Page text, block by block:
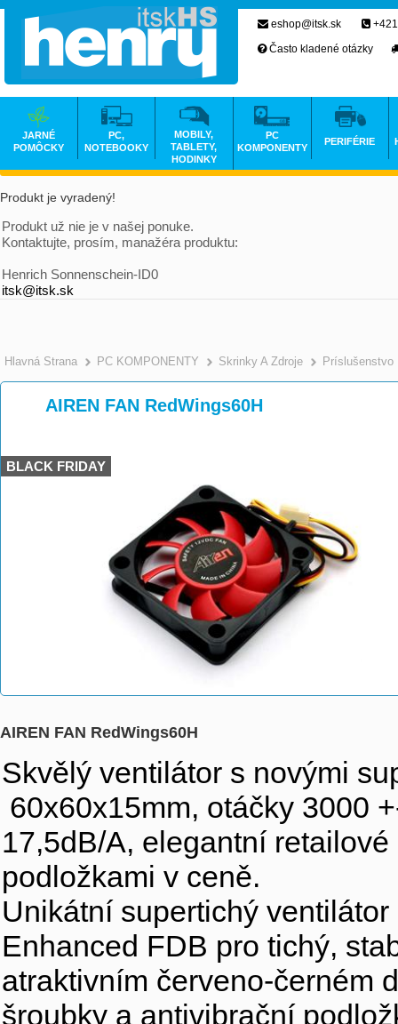
Produkt je vyradený!
Produkt už nie je v našej ponuke.
Kontaktujte, prosím, manažéra produktu:
Henrich Sonnenschein-ID0
itsk@itsk.sk
Hlavná Strana >
PC KOMPONENTY >
Skrinky A Zdroje Príslušenstvo
AIREN FAN RedWings60H
BLACK FRIDAY
AIREN FAN RedWings60H
Skvělý ventilátor s novými
60x60x15mm, otáčky 3000
17,5dB/A, elegantní
podložkami v ceně.
Unikátní supertichý
Enhanced FDB pro tichý,
atraktivním červeno-černém
šroubky a antivibrační
eshop@itsk.sk
Často kladené otázky
JARNÉ
POMÔCKY
PC,
NOTEBOOKY
MOBILY,
TABLETY,
HODINKY
PC
KOMPONENTY
PERIFÉRIE